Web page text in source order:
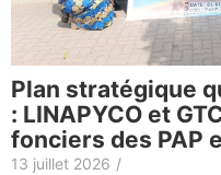
Plan stratégique
: LINAPYCO et
fonciers des PAP
13 juillet 2026 /